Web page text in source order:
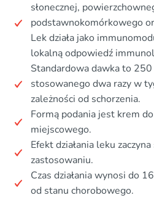
słonecznej,
podstawnokomórkowego
Lek działa jako
lokalną odpowiedź
Standardowa dawka to
stosowanego dwa razy w
zależności od schorzenia.
Formą podania jest krem
miejscowego.
Efekt działania leku
zastosowaniu.
Czas działania wynosi do
od stanu chorobowego.